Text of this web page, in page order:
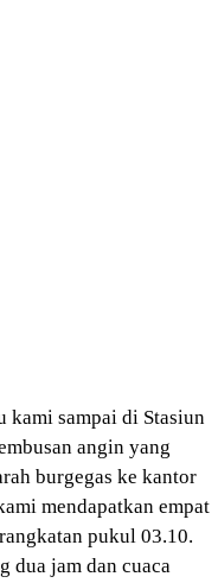
kami sampai di Stasiun
angin yang
burgegas ke kantor
mendapatkan empat
pukul 03.10.
dua jam dan cuaca